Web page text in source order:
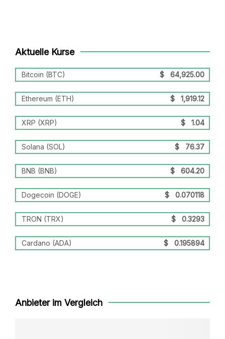
Aktuelle Kurse
Bitcoin (BTC) $ 64,925.00
Ethereum (ETH) $ 1,919.12
XRP (XRP) $ 1.04
Solana (SOL) $ 76.37
BNB (BNB) $ 604.20
Dogecoin (DOGE) $ 0.070118
TRON (TRX) $ 0.3293
Cardano (ADA) $ 0.195894
Anbieter im Vergleich